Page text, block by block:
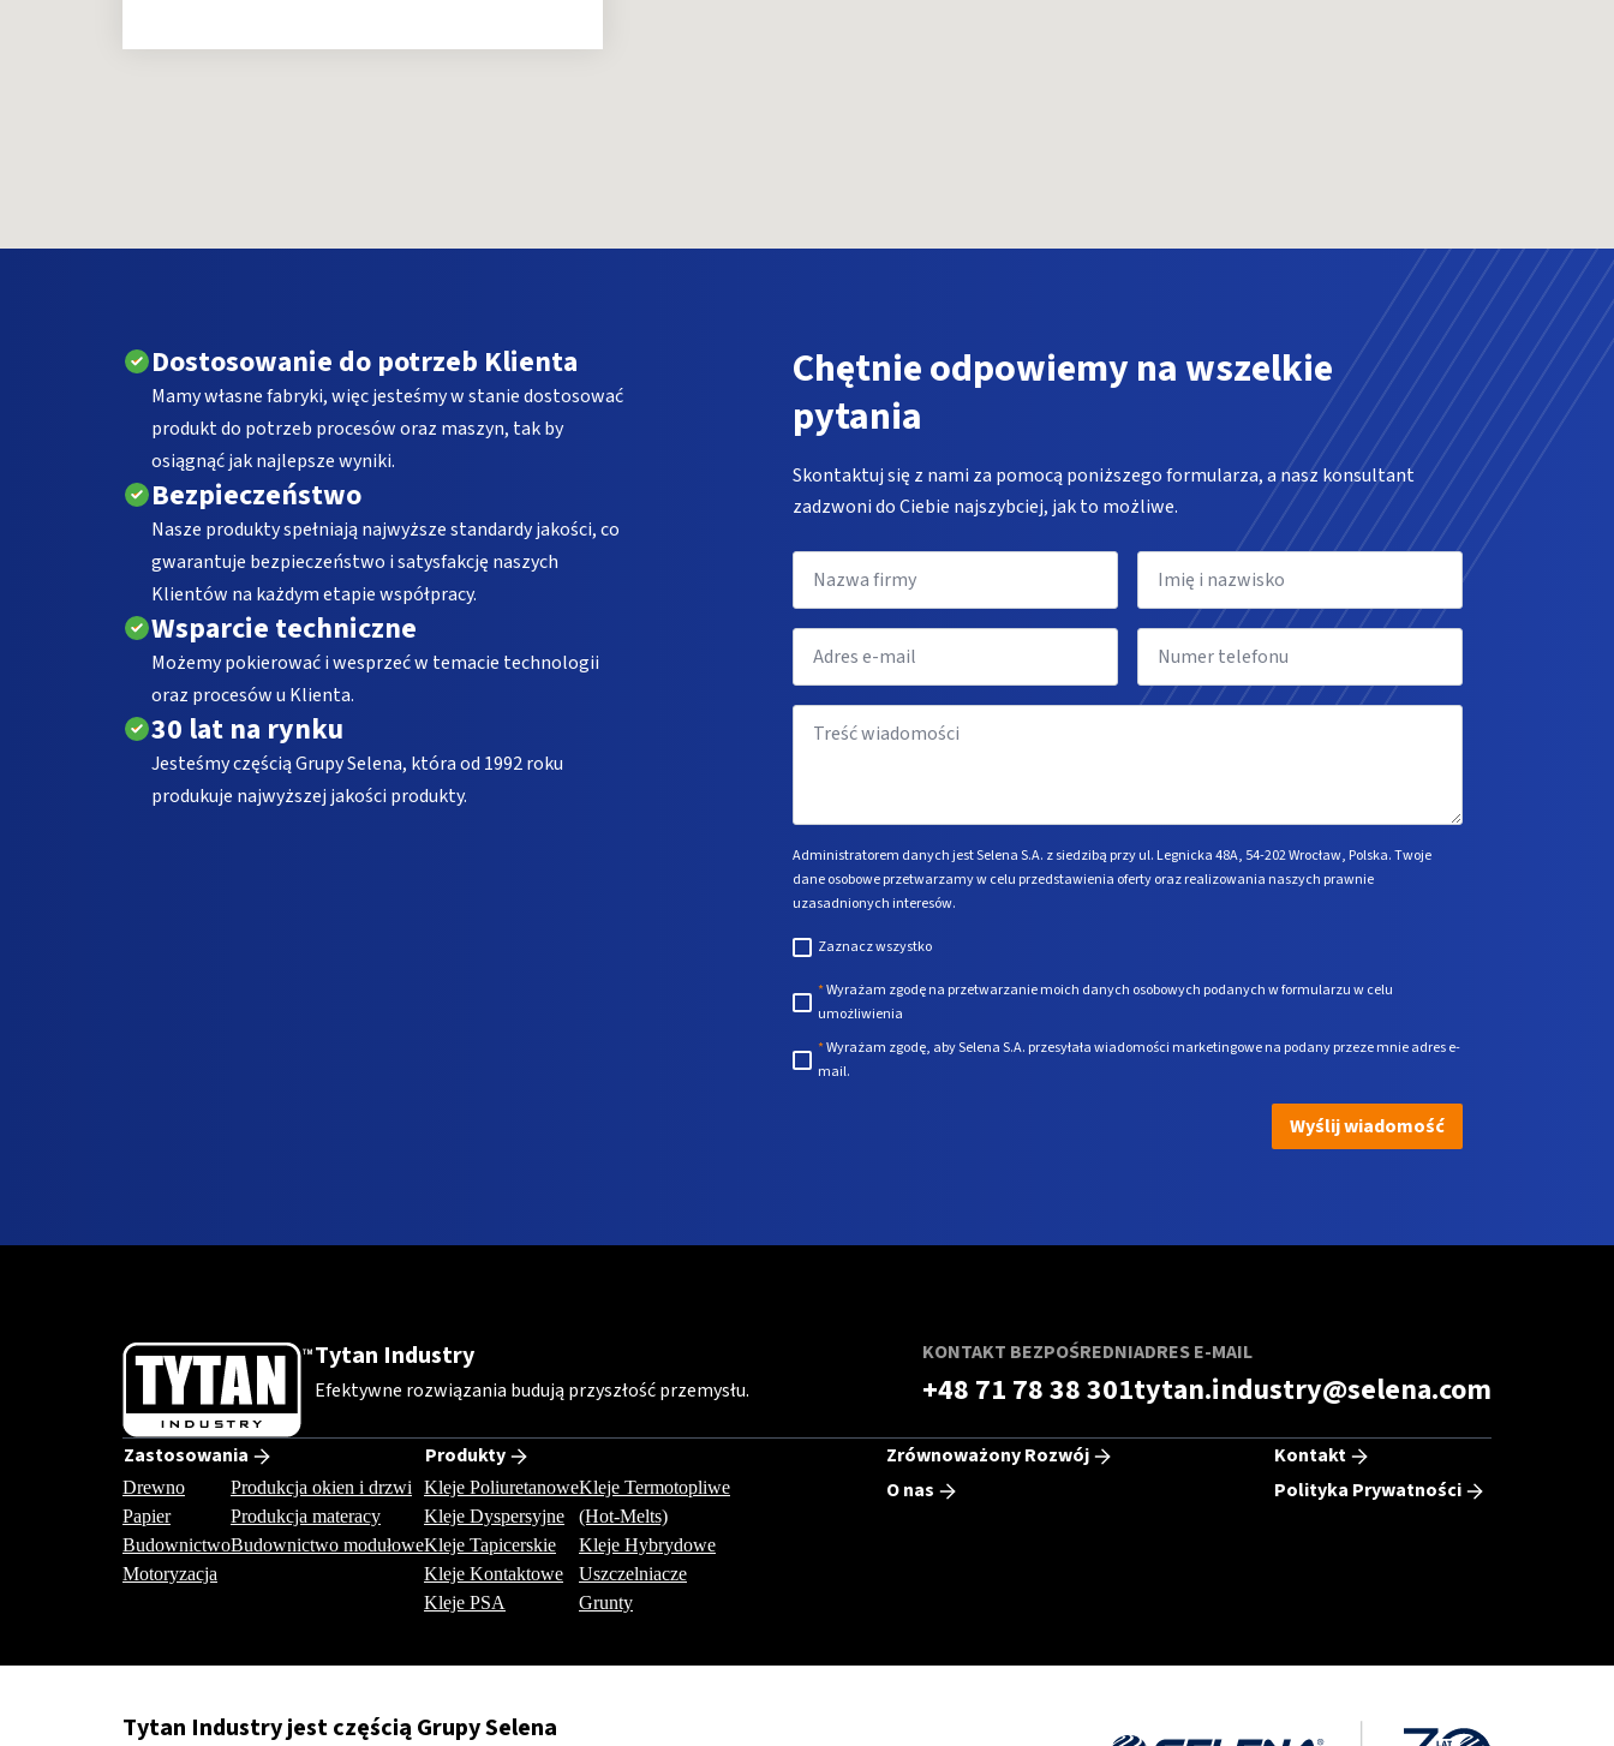
Dostosowanie do potrzeb Klienta
Mamy własne fabryki, więc jesteśmy w stanie dostosować
produkt do potrzeb procesów oraz maszyn, tak by
osiągnąć jak najlepsze wyniki.
Bezpieczeństwo
Nasze produkty spełniają najwyższe standardy jakości, co
gwarantuje bezpieczeństwo i satysfakcję naszych
Klientów na każdym etapie współpracy.
Wsparcie techniczne
Możemy pokierować i wesprzeć w temacie technologii
oraz procesów u Klienta.
30 lat na rynku
Jesteśmy częścią Grupy Selena, która od 1992 roku
produkuje najwyższej jakości produkty.
Chętnie odpowiemy na wszelkie
pytania
Skontaktuj się z nami za pomocą poniższego formularza, a nasz konsultant
zadzwoni do Ciebie najszybciej, jak to możliwe.
Nazwa
firmy
Imię
nazwisko
*
Email Numer
telefonu
Message
Administratorem danych jest Selena S.A. z siedzibą przy ul. Legnicka 48A, 54-202 Wrocław, Polska. Twoje
dane osobowe przetwarzamy w celu przedstawienia oferty oraz realizowania naszych prawnie
uzasadnionych interesów.
Zaznacz
wszystko
Zaznacz wszystko
Zgody
*Wyrażam zgodę na przetwarzanie moich danych osobowych podanych w formularzu w celu
umożliwienia
*Wyrażam zgodę, aby Selena S.A. przesyłała wiadomości marketingowe na podany przeze mnie adres e-
mail.
Wyślij wiadomość
Tytan Industry
Efektywne rozwiązania budują przyszłość przemysłu.
KONTAKT BEZPOŚREDNI
+48 71 78 38 301
ADRES E-MAIL
tytan.industry@selena.com
Zastosowania
Drewno
Papier
Budownictwo
Motoryzacja
Produkcja okien i drzwi
Produkcja materacy
Budownictwo modułowe
Produkty
Kleje Poliuretanowe
Kleje Dyspersyjne
Kleje Tapicerskie
Kleje Kontaktowe
Kleje PSA
Kleje Termotopliwe
(Hot-Melts)
Kleje Hybrydowe
Uszczelniacze
Grunty
Zrównoważony Rozwój
O nas
Kontakt
Polityka Prywatności
Tytan Industry jest częścią Grupy Selena